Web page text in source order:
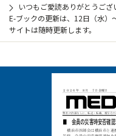
いつもご愛読ありがとうござ
E-ブックの更新は、12日（水）
サイトは随時更新します。